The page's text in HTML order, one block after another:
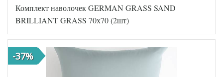
Артикул
GG-18707
0
Размер
наволочек
70х70
(2шт)
Производитель
(Австрия)
Комплект наволочек GERMAN GRASS SAND
BRILLIANT GRASS 70х70 (2шт)
-37%